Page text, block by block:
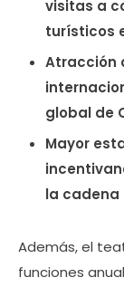
visitas a
turísticos
Atracción
global de
Mayor
la cadena
Además, el
funciones